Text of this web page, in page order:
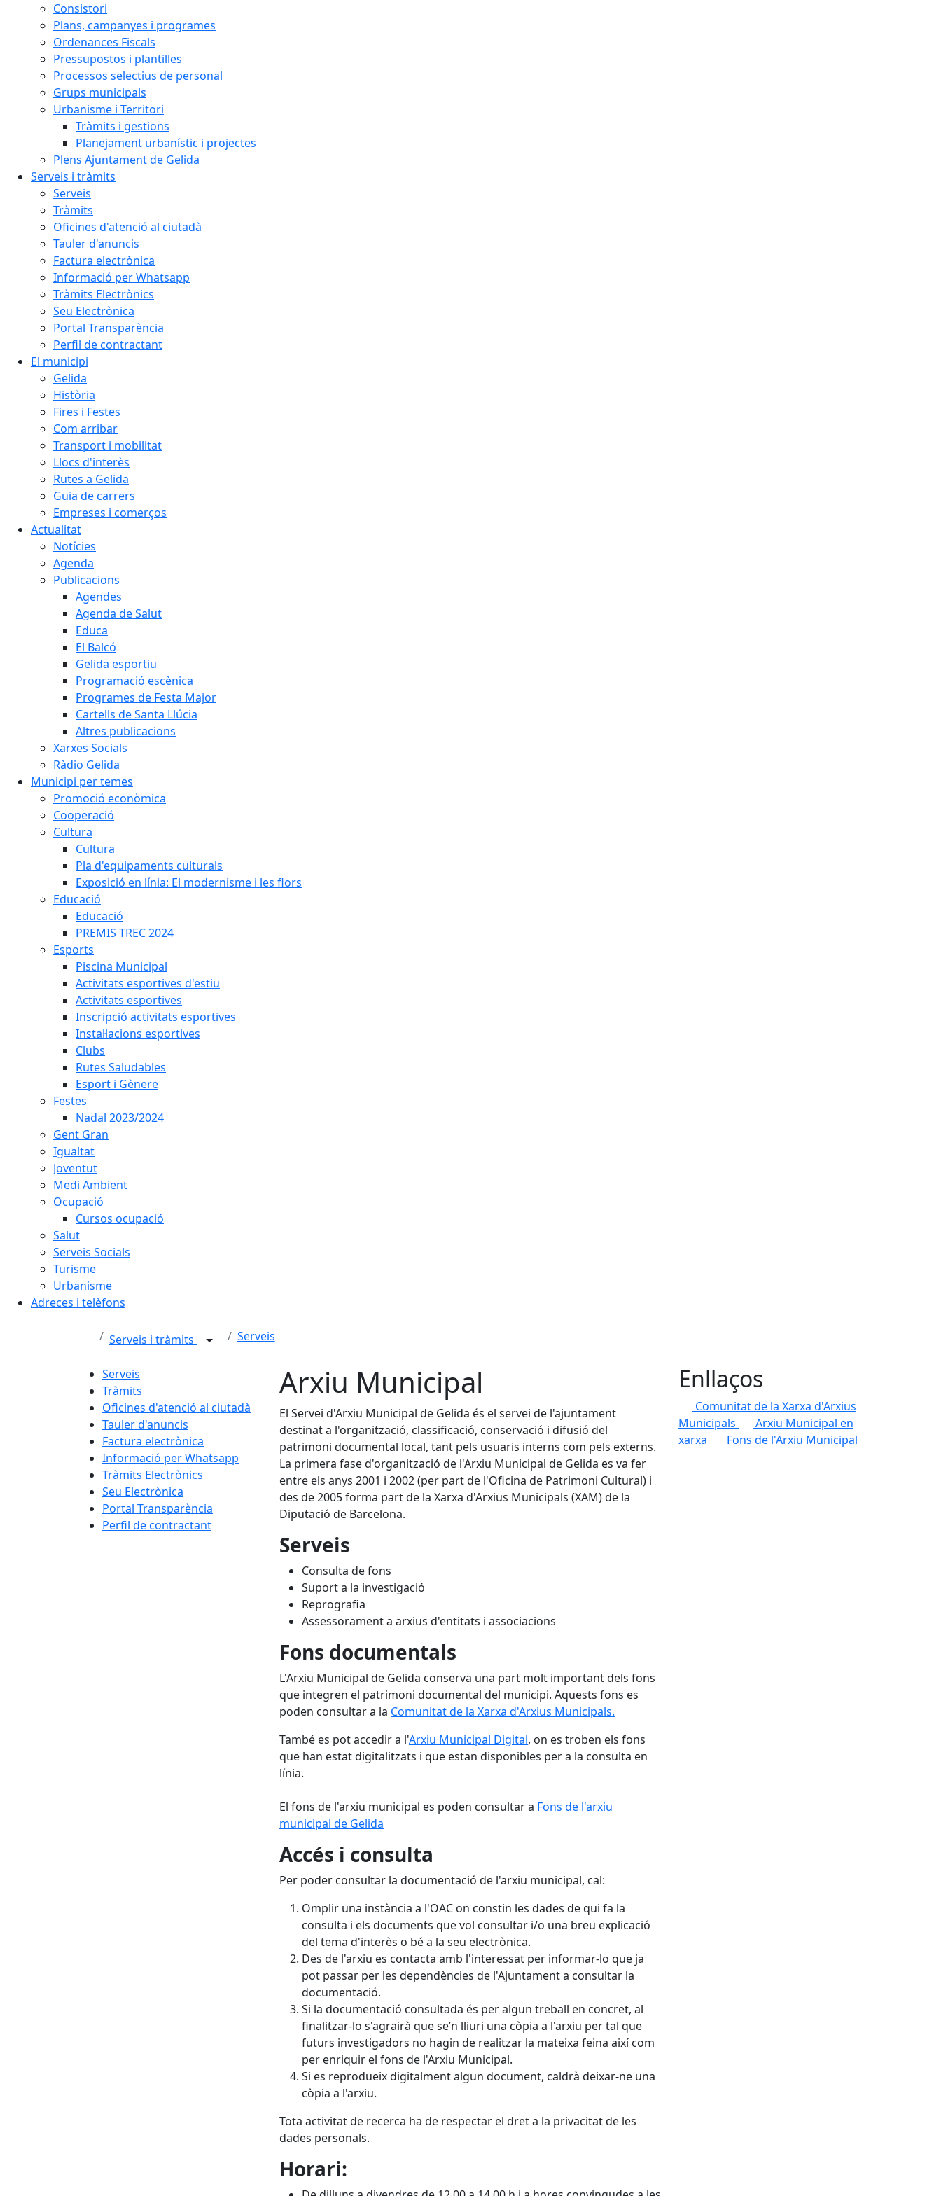
Consistori
Plans, campanyes i programes
Ordenances Fiscals
Pressupostos i plantilles
Processos selectius de personal
Grups municipals
Urbanisme i Territori
Tràmits i gestions
Planejament urbanístic i projectes
Plens Ajuntament de Gelida
Serveis i tràmits
Serveis
Tràmits
Oficines d'atenció al ciutadà
Tauler d'anuncis
Factura electrònica
Informació per Whatsapp
Tràmits Electrònics
Seu Electrònica
Portal Transparència
Perfil de contractant
El municipi
Gelida
Història
Fires i Festes
Com arribar
Transport i mobilitat
Llocs d'interès
Rutes a Gelida
Guia de carrers
Empreses i comerços
Actualitat
Notícies
Agenda
Publicacions
Agendes
Agenda de Salut
Educa
El Balcó
Gelida esportiu
Programació escènica
Programes de Festa Major
Cartells de Santa Llúcia
Altres publicacions
Xarxes Socials
Ràdio Gelida
Municipi per temes
Promoció econòmica
Cooperació
Cultura
Cultura
Pla d'equipaments culturals
Exposició en línia: El modernisme i les flors
Educació
Educació
PREMIS TREC 2024
Esports
Piscina Municipal
Activitats esportives d'estiu
Activitats esportives
Inscripció activitats esportives
Instal·lacions esportives
Clubs
Rutes Saludables
Esport i Gènere
Festes
Nadal 2023/2024
Gent Gran
Igualtat
Joventut
Medi Ambient
Ocupació
Cursos ocupació
Salut
Serveis Socials
Turisme
Urbanisme
Adreces i telèfons
Serveis i tràmits Serveis
Serveis
Tràmits
Oficines d'atenció al ciutadà
Tauler d'anuncis
Factura electrònica
Informació per Whatsapp
Tràmits Electrònics
Seu Electrònica
Portal Transparència
Perfil de contractant
Arxiu Municipal
El Servei d'Arxiu Municipal de Gelida és el servei de l'ajuntament
destinat a l'organització, classificació, conservació i difusió del
patrimoni documental local, tant pels usuaris interns com pels externs.
La primera fase d'organització de l'Arxiu Municipal de Gelida es va fer
entre els anys 2001 i 2002 (per part de l'Oficina de Patrimoni Cultural) i
des de 2005 forma part de la Xarxa d'Arxius Municipals (XAM) de la
Diputació de Barcelona.
Serveis
Consulta de fons
Suport a la investigació
Reprografia
Assessorament a arxius d'entitats i associacions
Fons documentals
L'Arxiu Municipal de Gelida conserva una part molt important dels fons
que integren el patrimoni documental del municipi. Aquests fons es
poden consultar a la Comunitat de la Xarxa d'Arxius Municipals.
També es pot accedir a l'Arxiu Municipal Digital, on es troben els fons
que han estat digitalitzats i que estan disponibles per a la consulta en
línia.
El fons de l'arxiu municipal es poden consultar a Fons de l'arxiu
municipal de Gelida
Accés i consulta
Per poder consultar la documentació de l'arxiu municipal, cal:
Omplir una instància a l'OAC on constin les dades de qui fa la
consulta i els documents que vol consultar i/o una breu explicació
del tema d'interès o bé a la seu electrònica.
Des de l'arxiu es contacta amb l'interessat per informar-lo que ja
pot passar per les dependències de l'Ajuntament a consultar la
documentació.
Si la documentació consultada és per algun treball en concret, al
finalitzar-lo s'agrairà que se’n lliuri una còpia a l'arxiu per tal que
futurs investigadors no hagin de realitzar la mateixa feina així com
per enriquir el fons de l'Arxiu Municipal.
Si es reprodueix digitalment algun document, caldrà deixar-ne una
còpia a l'arxiu.
Tota activitat de recerca ha de respectar el dret a la privacitat de les
dades personals.
Horari:
Enllaços
Comunitat de la Xarxa d'Arxius
Municipals
Arxiu Municipal en
xarxa
Fons de l'Arxiu Municipal